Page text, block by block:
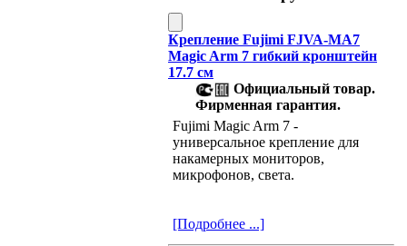
Крепление Fujimi FJVA-MA7
Magic Arm 7 гибкий кронштейн
17.7 см
Официальный товар.
Фирменная гарантия.
Fujimi Magic Arm 7 -
универсальное крепление для
накамерных мониторов,
микрофонов, света.
[Подробнее ...]